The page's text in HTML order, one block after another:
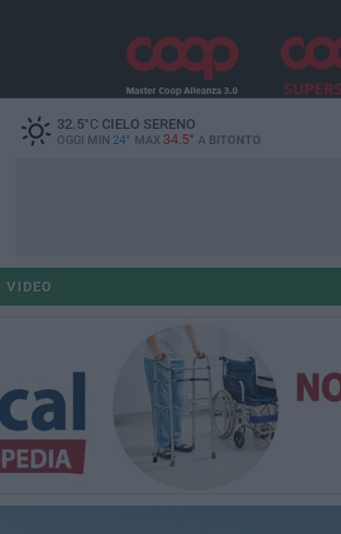
32.5°CCIELO SERENO
OGGI MIN 24° MAX 34.5° A BITONTO
VIDEO